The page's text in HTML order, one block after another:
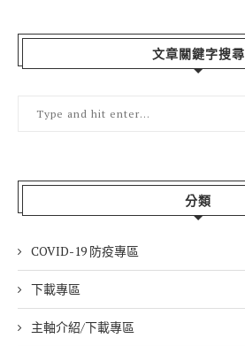
文章關鍵字搜尋
分類
COVID-19 防疫專區
下載專區
主軸介紹/下載專區